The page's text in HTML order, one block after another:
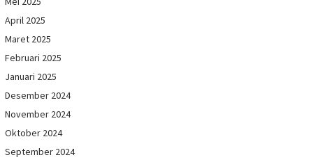
April 2025
Maret 2025
Februari 2025
Januari 2025
Desember 2024
November 2024
Oktober 2024
September 2024